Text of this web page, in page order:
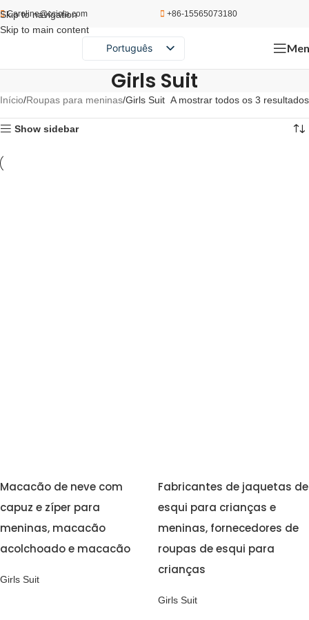
Skip to navigation
Skip to main content
Caroline@cciola.com +86-15565073180
Português
English
Русский
Girls Suit
Início Roupas para meninas Girls Suit A mostrar todos os 3 resultados
Show sidebar
Macacão de neve com
capuz e zíper para
meninas, macacão
acolchoado e macacão
Girls Suit
Fabricantes de jaquetas de
esqui para crianças e
meninas, fornecedores de
roupas de esqui para
crianças
Girls Suit